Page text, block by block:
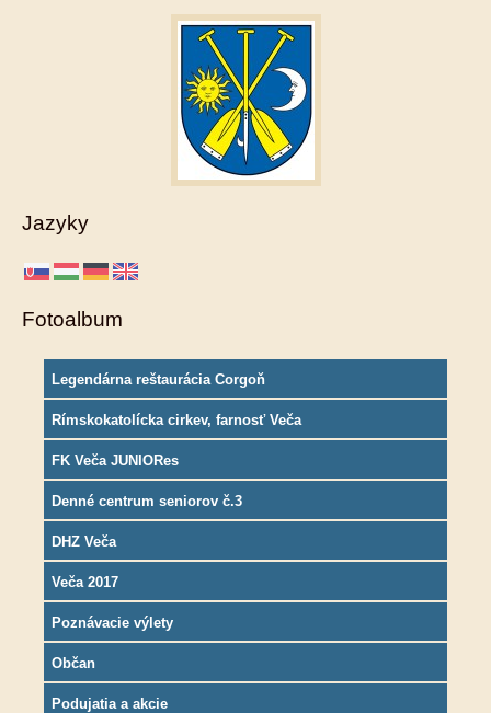
Jazyky
Fotoalbum
Legendárna reštaurácia Corgoň
Rímskokatolícka cirkev, farnosť Veča
FK Veča JUNIORes
Denné centrum seniorov č.3
DHZ Veča
Veča 2017
Poznávacie výlety
Občan
Podujatia a akcie